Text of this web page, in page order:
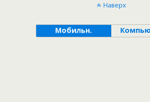
Наверх
Мобильн.